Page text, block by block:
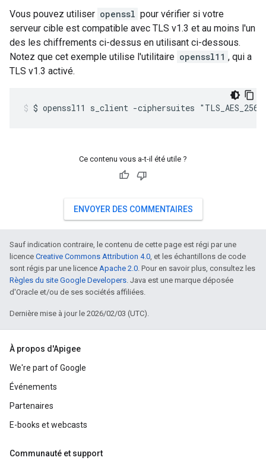
Vous pouvez utiliser openssl pour vérifier si votre
serveur cible est compatible avec TLS v1.3 et au moins l'un
des les chiffrements ci-dessus en utilisant ci-dessous.
Notez que cet exemple utilise l'utilitaire openssl11 , qui a
TLS v1.3 activé.
$ openssl11 s_client -ciphersuites
Ce contenu vous a-t-il été utile ?
ENVOYER DES COMMENTAIRES
Sauf indication contraire, le contenu de cette page est régi par une
licence Creative Commons Attribution 4.0, et les échantillons de code
sont régis par une licence Apache 2.0. Pour en savoir plus, consultez les
Règles du site Google Developers. Java est une marque déposée
d'Oracle et/ou de ses sociétés affiliées.
Dernière mise à jour le 2026/02/03 (UTC).
À propos d'Apigee
We're part of Google
Événements
Partenaires
E-books et webcasts
Communauté et support